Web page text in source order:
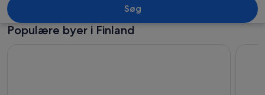
Søg
Populære byer i Finland